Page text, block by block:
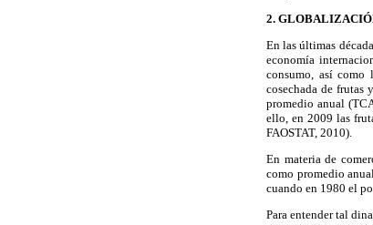
2.
En las últimas
economía
consumo, así como
cosechada de frutas
promedio anual
ello, en 2009 las
FAOSTAT, 2010).
En materia de
como promedio
cuando en 1980 el
Para entender tal